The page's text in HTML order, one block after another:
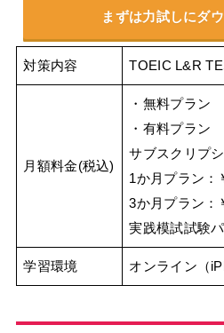
まずは力試しにダ
対策内容 TOEIC L&R
月額料金(税込)
・無料プラン
・有料プラン
サブスクリプ
1か月プラン：
3か月プラン：
実践模試試験
学習環境 オンライン（